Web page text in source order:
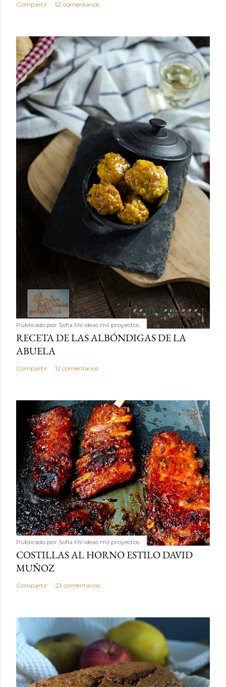
Compartir 52 comentarios
Publicado por Sofía Mil ideas mil proyectos
RECETA DE LAS ALBÓNDIGAS DE LA
ABUELA
Compartir 12 comentarios
Publicado por Sofía Mil ideas mil proyectos
COSTILLAS AL HORNO ESTILO DAVID
MUÑOZ
Compartir 23 comentarios